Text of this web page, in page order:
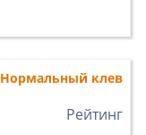
Нормальный клев
Рейтинг